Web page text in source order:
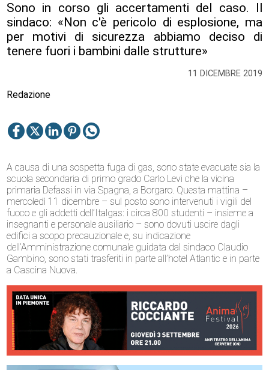
11 DICEMBRE 2019
Sono in corso gli accertamenti del caso. Il
sindaco: «Non c'è pericolo di esplosione, ma
per motivi di sicurezza abbiamo deciso di
tenere fuori i bambini dalle strutture»
Redazione
A causa di una sospetta fuga di gas, sono state evacuate sia la
scuola secondaria di primo grado Carlo Levi che la vicina
primaria Defassi in via Spagna, a Borgaro. Questa mattina –
mercoledì 11 dicembre – sul posto sono intervenuti i vigili del
fuoco e gli addetti dell’Italgas: i circa 800 studenti – insieme a
insegnanti e personale ausiliario – sono dovuti uscire dagli
edifici a scopo precauzionale e, su indicazione
dell’Amministrazione comunale guidata dal sindaco Claudio
Gambino, sono stati trasferiti in parte all’hotel Atlantic e in parte
a Cascina Nuova.